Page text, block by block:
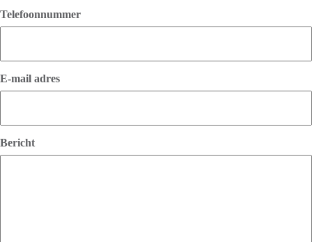
Telefoonnummer
E-mail adres
Bericht